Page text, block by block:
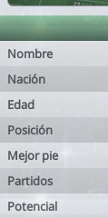
Nombre
Nación
Edad
Posición
Mejor pie
Partidos
Potencial